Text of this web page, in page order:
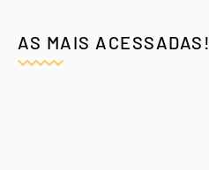
AS MAIS ACESSADAS!